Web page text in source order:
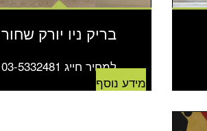
בריק ניו יורק שחור
למחיר חייג 03-5332481
מידע נוסף